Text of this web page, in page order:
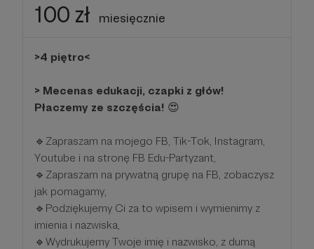
100 zł miesięcznie
>4 piętro<
> Mecenas edukacji, czapki z głów!
Płaczemy ze szczęścia! 😍
🔹Zapraszam na mojego FB, Tik-Tok, Instagram,
Youtube i na stronę FB Edu-Partyzant,
🔹Zapraszam na prywatną grupę na FB, zobaczysz
jak pomagamy,
🔹Podziękujemy Ci za to wpisem i wymienimy z
imienia i nazwiska,
🔹Wydrukujemy Twoje imię i nazwisko, z dumą